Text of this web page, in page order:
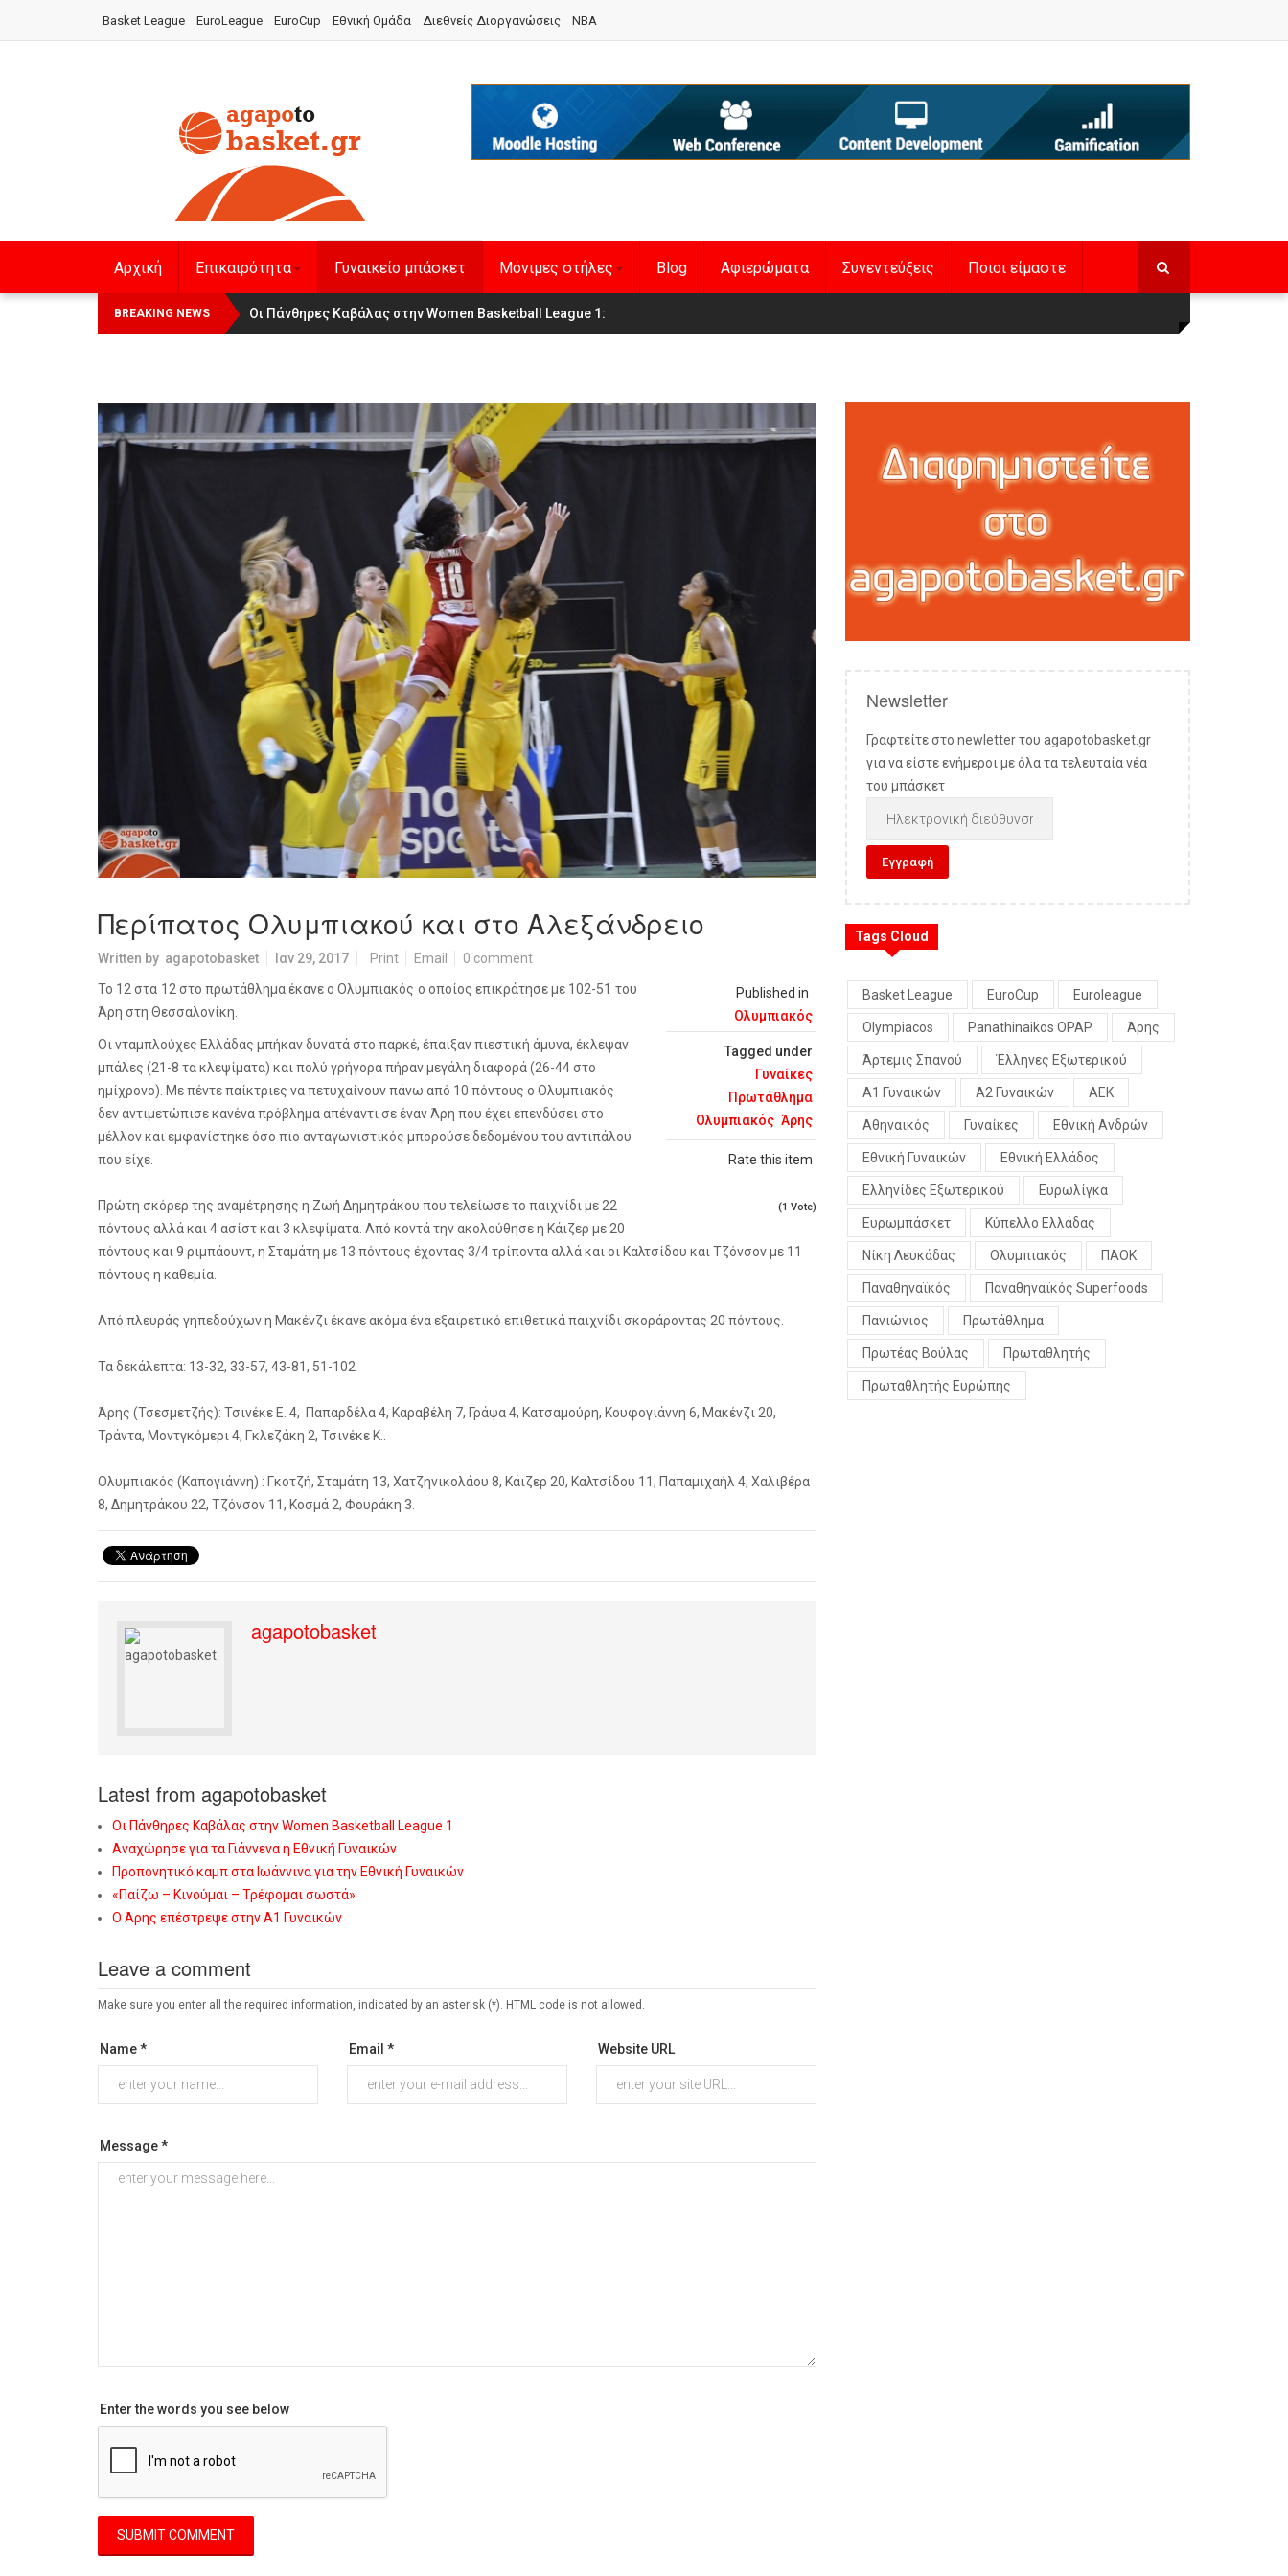
Basket League EuroLeague EuroCup Εθνική Ομάδα Διεθνείς Διοργανώσεις NBA
Αρχική Επικαιρότητα Γυναικείο μπάσκετ Μόνιμες στήλες Blog Αφιερώματα Συνεντεύξεις Ποιοι είμαστε
BREAKING NEWS Οι Πάνθηρες Καβάλας στην Women Basketball League 1
Αναχώρησε για τα Γιάννενα η Εθνική Γυναικών
Περίπατος Ολυμπιακού και στο Αλεξάνδρειο
Written by agapotobasket Ιαν 29, 2017 Print Email 0 comment
Published in
Ολυμπιακός
Tagged under
Γυναίκες
Πρωτάθλημα
Ολυμπιακός Άρης
Rate this item
(1 Vote)
Το 12 στα 12 στο πρωτάθλημα έκανε ο Ολυμπιακός ο οποίος επικράτησε με 102-51 του
Άρη στη Θεσσαλονίκη.
Οι νταμπλούχες Ελλάδας μπήκαν δυνατά στο παρκέ, έπαιξαν πιεστική άμυνα, έκλεψαν
μπάλες (21-8 τα κλεψίματα) και πολύ γρήγορα πήραν μεγάλη διαφορά (26-44 στο
ημίχρονο). Με πέντε παίκτριες να πετυχαίνουν πάνω από 10 πόντους ο Ολυμπιακός
δεν αντιμετώπισε κανένα πρόβλημα απέναντι σε έναν Άρη που έχει επενδύσει στο
μέλλον και εμφανίστηκε όσο πιο ανταγωνιστικός μπορούσε δεδομένου του αντιπάλου
που είχε.
Πρώτη σκόρερ της αναμέτρησης η Ζωή Δημητράκου που τελείωσε το παιχνίδι με 22
πόντους αλλά και 4 ασίστ και 3 κλεψίματα. Από κοντά την ακολούθησε η Κάιζερ με 20
πόντους και 9 ριμπάουντ, η Σταμάτη με 13 πόντους έχοντας 3/4 τρίποντα αλλά και οι Καλτσίδου και Τζόνσον με 11
πόντους η καθεμία.
Από πλευράς γηπεδούχων η Μακένζι έκανε ακόμα ένα εξαιρετικό επιθετικά παιχνίδι σκοράροντας 20 πόντους.
Τα δεκάλεπτα: 13-32, 33-57, 43-81, 51-102
Άρης (Τσεσμετζής): Τσινέκε Ε. 4, Παπαρδέλα 4, Καραβέλη 7, Γράψα 4, Κατσαμούρη, Κουφογιάννη 6, Μακένζι 20,
Τράντα, Μοντγκόμερι 4, Γκλεζάκη 2, Τσινέκε Κ..
Ολυμπιακός (Καπογιάννη) : Γκοτζή, Σταμάτη 13, Χατζηνικολάου 8, Κάιζερ 20, Καλτσίδου 11, Παπαμιχαήλ 4, Χαλιβέρα
8, Δημητράκου 22, Τζόνσον 11, Κοσμά 2, Φουράκη 3.
agapotobasket
Latest from agapotobasket
Οι Πάνθηρες Καβάλας στην Women Basketball League 1
Αναχώρησε για τα Γιάννενα η Εθνική Γυναικών
Προπονητικό καμπ στα Ιωάννινα για την Εθνική Γυναικών
«Παίζω – Κινούμαι – Τρέφομαι σωστά»
Ο Άρης επέστρεψε στην Α1 Γυναικών
Leave a comment
Make sure you enter all the required information, indicated by an asterisk (*). HTML code is not allowed.
Name * Email * Website URL
Message *
Enter the words you see below
Newsletter
Γραφτείτε στο newletter του agapotobasket.gr
για να είστε ενήμεροι με όλα τα τελευταία νέα
του μπάσκετ
Tags Cloud
Basket League EuroCup Euroleague
Olympiacos Panathinaikos OPAP Άρης
Άρτεμις Σπανού Έλληνες Εξωτερικού
Α1 Γυναικών Α2 Γυναικών ΑΕΚ
Αθηναικός Γυναίκες Εθνική Ανδρών
Εθνική Γυναικών Εθνική Ελλάδος
Ελληνίδες Εξωτερικού Ευρωλίγκα
Ευρωμπάσκετ Κύπελλο Ελλάδας
Νίκη Λευκάδας Ολυμπιακός ΠΑΟΚ
Παναθηναϊκός Παναθηναϊκός Superfoods
Πανιώνιος Πρωτάθλημα
Πρωτέας Βούλας Πρωταθλητής
Πρωταθλητής Ευρώπης